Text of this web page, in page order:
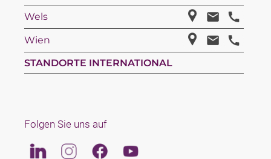
Wels
Wien
STANDORTE INTERNATIONAL
Folgen Sie uns auf
LinkedinInstagramFacebookYoutube